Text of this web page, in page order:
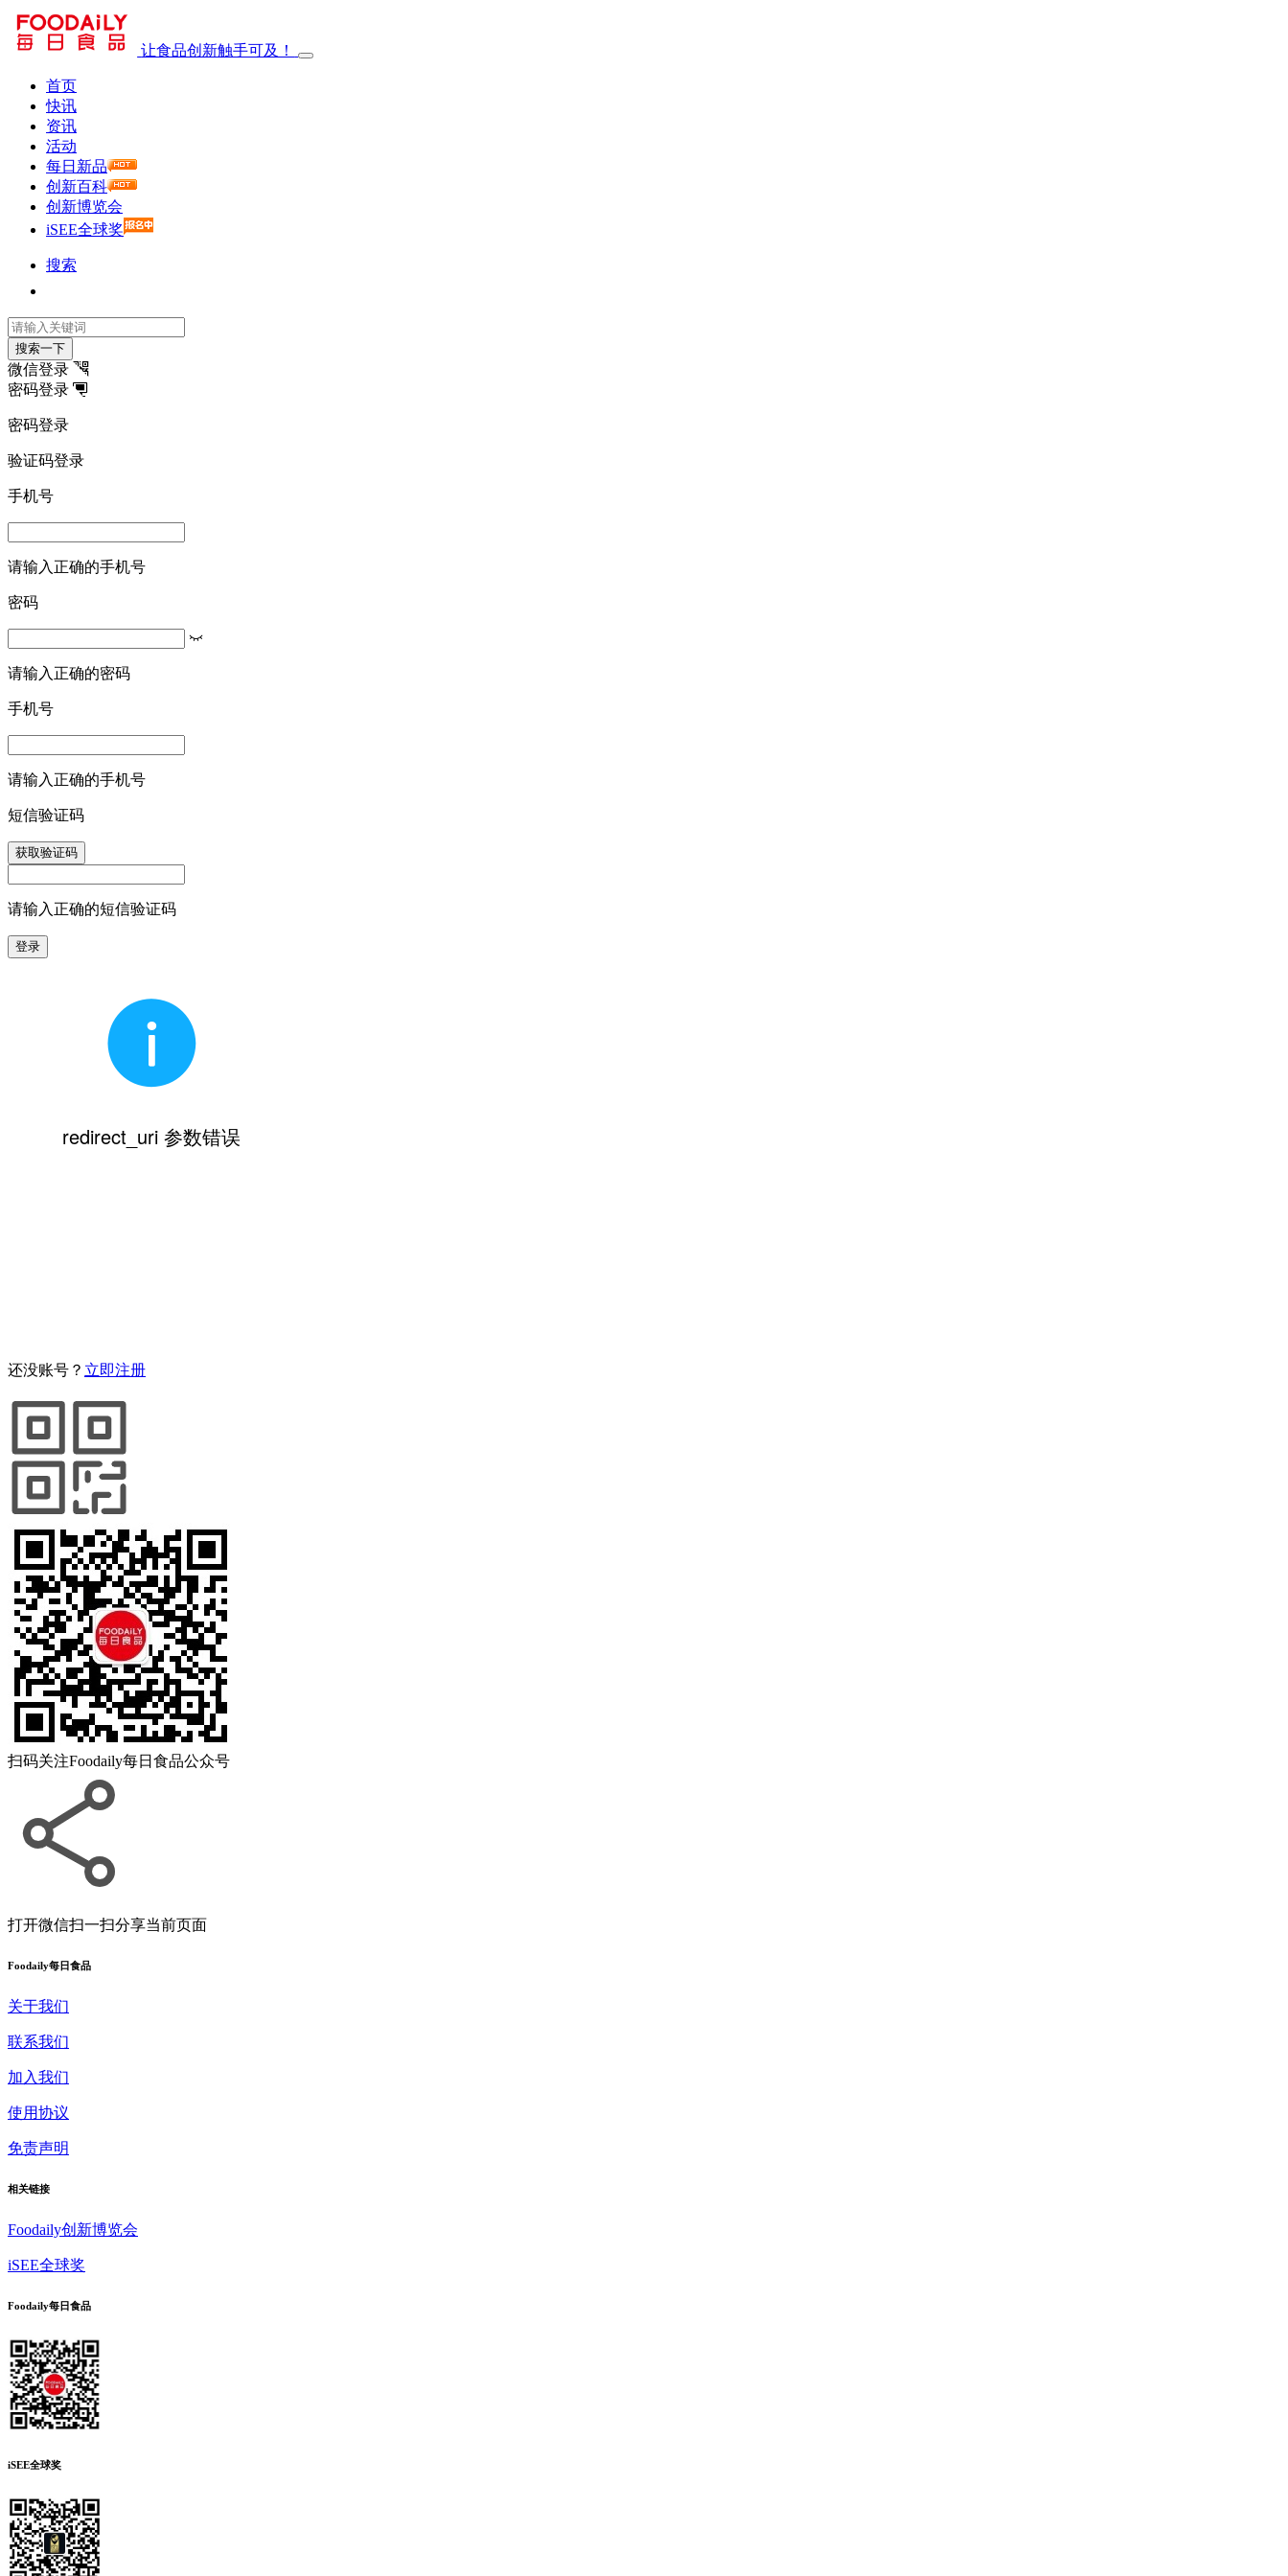
让食品创新触手可及！
首页
快讯
资讯
活动
每日新品
创新百科
创新博览会
iSEE全球奖
搜索
搜索一下
微信登录
密码登录
密码登录
验证码登录
手机号
请输入正确的手机号
密码
请输入正确的密码
手机号
请输入正确的手机号
短信验证码
获取验证码
请输入正确的短信验证码
登录
还没账号？ 立即注册
扫码关注Foodaily每日食品公众号
打开微信扫一扫分享当前页面
Foodaily每日食品
关于我们
联系我们
加入我们
使用协议
免责声明
相关链接
Foodaily创新博览会
iSEE全球奖
Foodaily每日食品
iSEE全球奖